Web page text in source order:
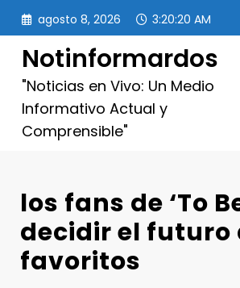
Saltar
contenido
agosto 8, 2026 3:20:22 AM
Notinformardos
"Noticias en Vivo: Un Medio
Informativo Actual y
Comprensible"
los fans de ‘To
decidir el futuro
favoritos